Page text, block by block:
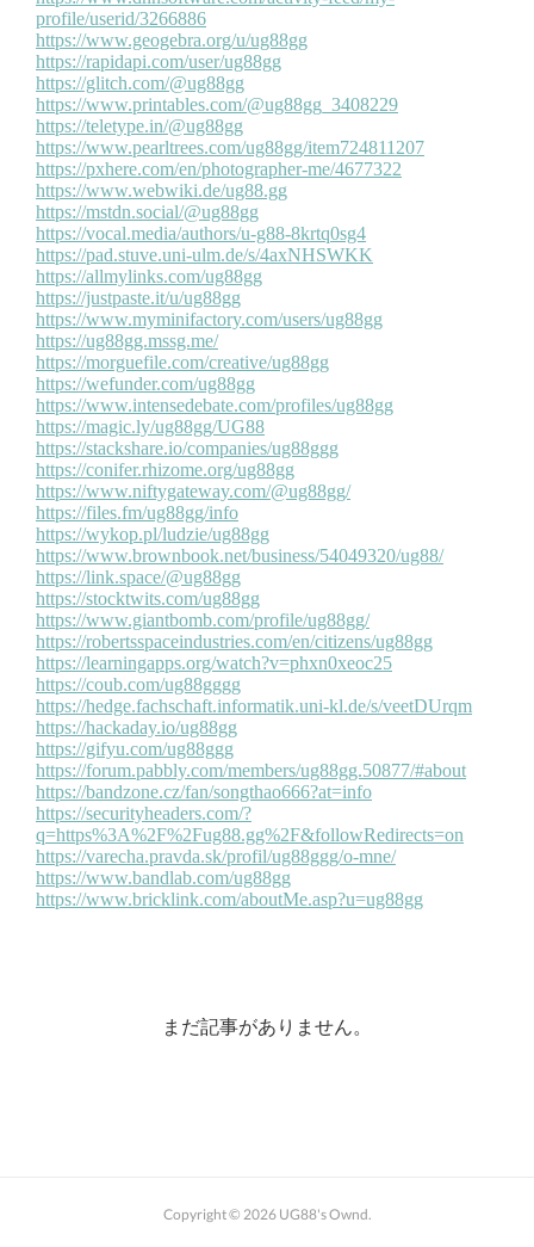
まだ記事がありません。
Copyright © 2026 UG88's Ownd.